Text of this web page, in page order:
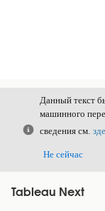
Закрыть
Данный текст
машинного
сведения см.
Не сейчас
Tableau NextПоказать
Содержание